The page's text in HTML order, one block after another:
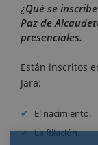
¿Qué se
Paz de
presenciales.
Están inscritos
Jara:
El nacimiento.
La filiación.